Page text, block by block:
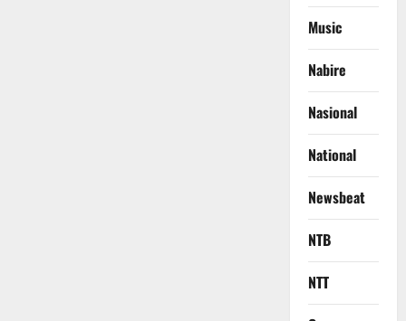
Music
Nabire
Nasional
National
Newsbeat
NTB
NTT